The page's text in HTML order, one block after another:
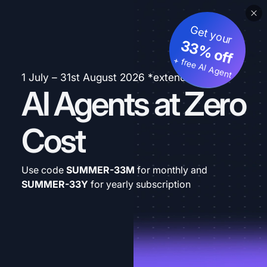
1 July – 31st August 2026 *extended
AI Agents at Zero
Cost
Get your
33% off
+ free AI Agent
Use code SUMMER-33M for monthly and
SUMMER-33Y for yearly subscription